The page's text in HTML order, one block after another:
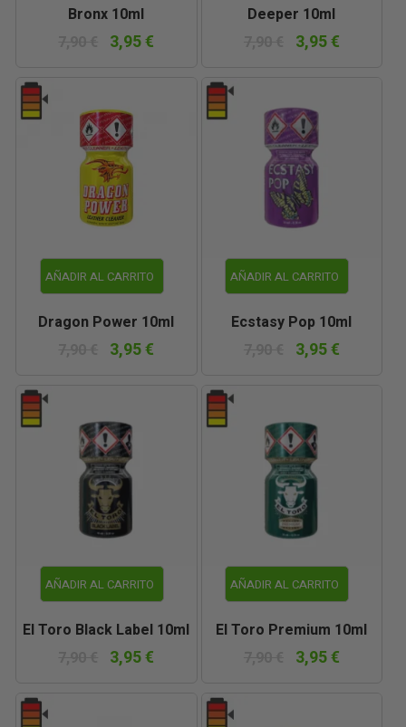
Bronx 10ml
3,95 €
Deeper 10ml
3,95 €
AÑADIR AL CARRITO
Dragon Power 10ml
3,95 €
AÑADIR AL CARRITO
Ecstasy Pop 10ml
3,95 €
AÑADIR AL CARRITO
El Toro Black Label 10ml
3,95 €
AÑADIR AL CARRITO
El Toro Premium 10ml
3,95 €